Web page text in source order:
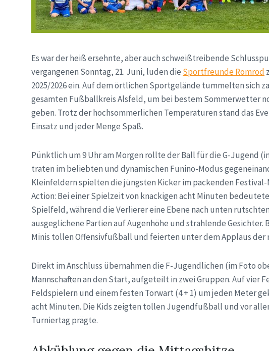
Es war der heiß ersehnte, aber auch schweißtreibende
vergangenen Sonntag, 21. Juni, luden die Sportfreunde Romrod
2025/2026 ein. Auf dem örtlichen Sportgelände tummelten sich
gesamten Fußballkreis Alsfeld, um bei bestem Sommerwetter
geben. Trotz der hochsommerlichen Temperaturen stand das
Einsatz und jeder Menge Spaß.
Pünktlich um 9 Uhr am Morgen rollte der Ball für die G-Jugend
traten im beliebten und dynamischen Funino-Modus
Kleinfeldern spielten die jüngsten Kicker im packenden
Action: Bei einer Spielzeit von knackigen acht Minuten
Spielfeld, während die Verlierer eine Ebene nach unten
ausgeglichene Partien auf Augenhöhe und strahlende Gesichter.
Minis tollen Offensivfußball und feierten unter dem Applaus
Direkt im Anschluss übernahmen die F-Jugendlichen (im Foto
Mannschaften an den Start, aufgeteilt in zwei Gruppen. Auf vier
Feldspielern und einem festen Torwart (4 + 1) um jeden Meter
acht Minuten. Die Kids zeigten tollen Jugendfußball und vor
Turniertag prägte.